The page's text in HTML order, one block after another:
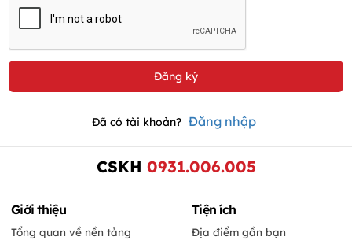
Đã có tài khoản? Đăng nhập
CSKH 0931.006.005
Giới thiệu
Tổng quan về nền tảng
Tiện ích
Địa điểm gần bạn